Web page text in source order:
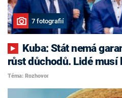
7 fotografií
růst důchodů. Lidé
Téma: Rozhovor